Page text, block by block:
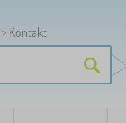
Kontakt